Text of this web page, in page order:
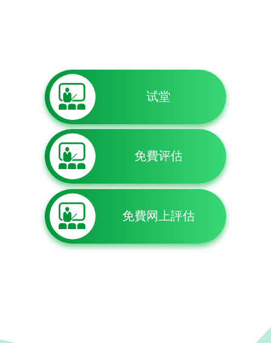
试堂
免費评估
免費网上評估